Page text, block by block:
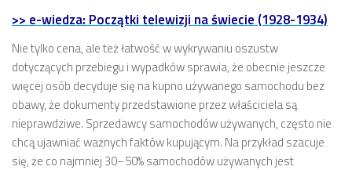
>> e-wiedza: Początki telewizji na świecie (1928-1934)
Nie tylko cena, ale też łatwość w wykrywaniu oszustw
dotyczących przebiegu i wypadków sprawia, że obecnie jeszcze
więcej osób decyduje się na kupno używanego samochodu bez
obawy, że dokumenty przedstawione przez właściciela są
nieprawdziwe. Sprzedawcy samochodów używanych, często nie
chcą ujawniać ważnych faktów kupującym. Na przykład szacuje
się, że co najmniej 30–50% samochodów używanych jest